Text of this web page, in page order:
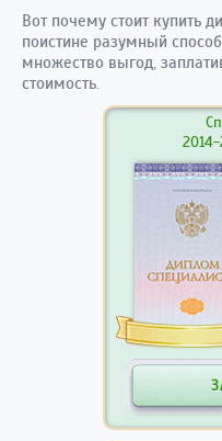
Вот почему стоит купить
поистине разумный
множество выгод,
стоимость.